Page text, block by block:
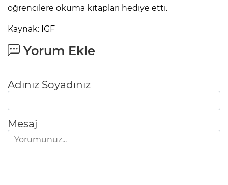
öğrencilere okuma kitapları hediye etti.
Kaynak: IGF
Yorum Ekle
Adınız Soyadınız
Mesaj